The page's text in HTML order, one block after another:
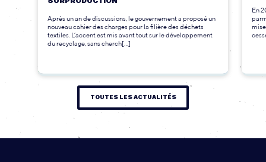
Après un an de discussions, le gouvernement a proposé un
nouveau cahier des charges pour la filière des déchets
textiles. L’accent est mis avant tout sur le développement
du recyclage, sans cherch[...]
En
TOUTES LES ACTUALITÉS